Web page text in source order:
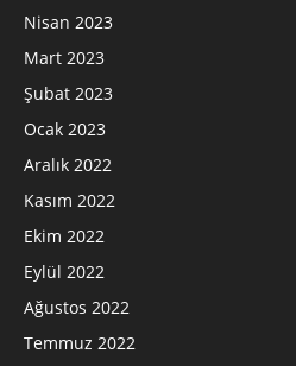
Nisan 2023
Mart 2023
Şubat 2023
Ocak 2023
Aralık 2022
Kasım 2022
Ekim 2022
Eylül 2022
Ağustos 2022
Temmuz 2022